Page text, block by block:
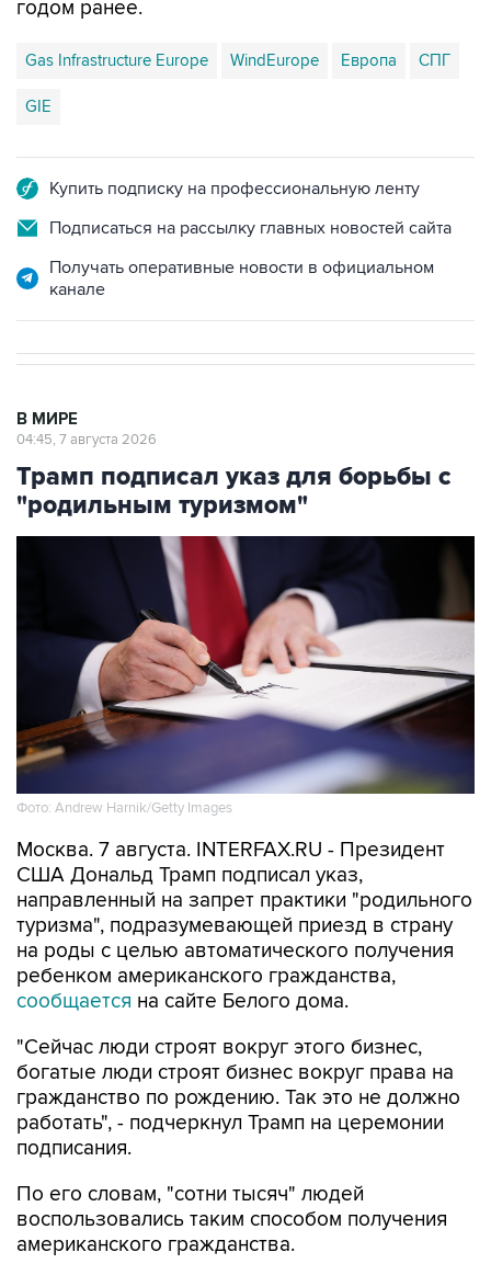
годом ранее.
Gas Infrastructure Europe WindEurope Европа СПГ
GIE
Купить подписку на профессиональную ленту
Подписаться на рассылку главных новостей сайта
Получать оперативные новости в официальном
канале
В МИРЕ
04:45, 7 августа 2026
Трамп подписал указ для борьбы с
"родильным туризмом"
Фото: Andrew Harnik/Getty Images
Москва. 7 августа. INTERFAX.RU - Президент
США Дональд Трамп подписал указ,
направленный на запрет практики "родильного
туризма", подразумевающей приезд в страну
на роды с целью автоматического получения
ребенком американского гражданства,
сообщается на сайте Белого дома.
"Сейчас люди строят вокруг этого бизнес,
богатые люди строят бизнес вокруг права на
гражданство по рождению. Так это не должно
работать", - подчеркнул Трамп на церемонии
подписания.
По его словам, "сотни тысяч" людей
воспользовались таким способом получения
американского гражданства.